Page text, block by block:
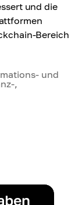
und die
Bereich
und
,